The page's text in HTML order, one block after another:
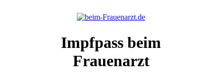
Impfpass beim
Frauenarzt